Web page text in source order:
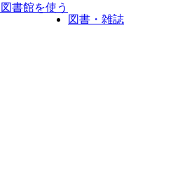
図書館を使う
図書・雑誌